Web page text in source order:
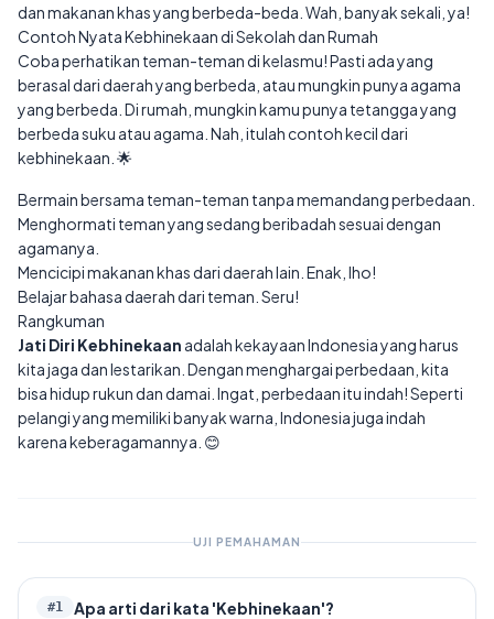
dan makanan khas yang berbeda-beda. Wah, banyak sekali, ya!
Contoh Nyata Kebhinekaan di Sekolah dan Rumah
Coba perhatikan teman-teman di kelasmu! Pasti ada yang
berasal dari daerah yang berbeda, atau mungkin punya agama
yang berbeda. Di rumah, mungkin kamu punya tetangga yang
berbeda suku atau agama. Nah, itulah contoh kecil dari
kebhinekaan. 🌟
Bermain bersama teman-teman tanpa memandang perbedaan.
Menghormati teman yang sedang beribadah sesuai dengan
agamanya.
Mencicipi makanan khas dari daerah lain. Enak, lho!
Belajar bahasa daerah dari teman. Seru!
Rangkuman
Jati Diri Kebhinekaan adalah kekayaan Indonesia yang harus
kita jaga dan lestarikan. Dengan menghargai perbedaan, kita
bisa hidup rukun dan damai. Ingat, perbedaan itu indah! Seperti
pelangi yang memiliki banyak warna, Indonesia juga indah
karena keberagamannya. 😊
UJI PEMAHAMAN
#1 Apa arti dari kata 'Kebhinekaan'?